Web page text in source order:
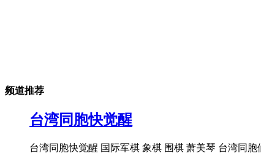
频道推荐
台湾同胞快觉醒
台湾同胞快觉醒 国际军棋 象棋 围棋 萧美琴 台湾同